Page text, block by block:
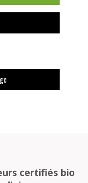
certifiés bio